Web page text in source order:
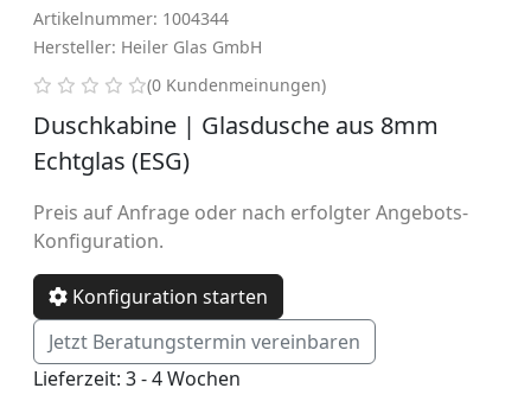
Artikelnummer: 1004344
Hersteller: Heiler Glas GmbH
0 von 5 Sternen
(0 Kundenmeinungen)
Duschkabine | Glasdusche aus 8mm
Echtglas (ESG)
Preis auf Anfrage oder nach erfolgter Angebots-
Konfiguration.
Konfiguration starten
Jetzt Beratungstermin vereinbaren
Lieferzeit: 3 - 4 Wochen